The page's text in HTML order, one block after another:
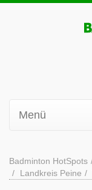
Menü
Badminton HotSpots
Landkreis Peine